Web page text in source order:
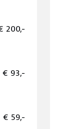
200,-
€ 93,-
€ 59,-